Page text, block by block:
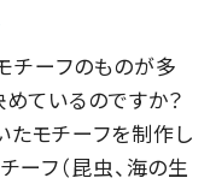
ーフのものが多
ているのですか？
モチーフを制作し
ーフ（昆虫、海の生